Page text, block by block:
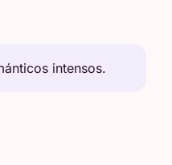
intensos.